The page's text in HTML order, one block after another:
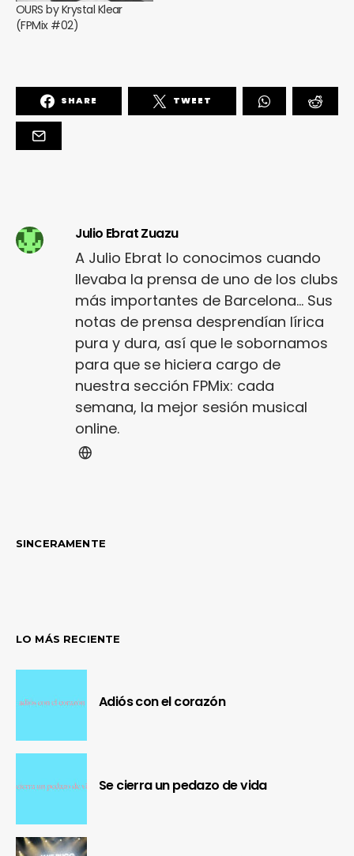
OURS by Krystal Klear
(FPMix #02)
SHARE TWEET
Julio Ebrat Zuazu
A Julio Ebrat lo conocimos cuando
llevaba la prensa de uno de los clubs
más importantes de Barcelona... Sus
notas de prensa desprendían lírica
pura y dura, así que le sobornamos
para que se hiciera cargo de
nuestra sección FPMix: cada
semana, la mejor sesión musical
online.
SINCERAMENTE
LO MÁS RECIENTE
Adiós con el corazón
Se cierra un pedazo de vida